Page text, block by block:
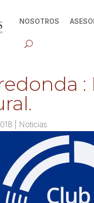
NOSOTROS
Noticias